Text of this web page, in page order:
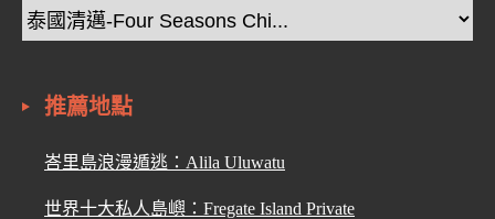
推薦地點
峇里島浪漫遁逃：Alila Uluwatu
世界十大私人島嶼：Fregate Island Private